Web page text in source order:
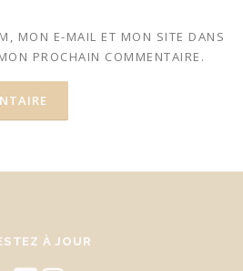
MON E-MAIL ET MON SITE DANS
PROCHAIN COMMENTAIRE.
À JOUR